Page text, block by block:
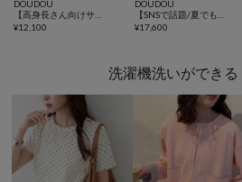
DOUDOU
¥12,100
DOUDOU
¥17,600
洗濯機洗いができる